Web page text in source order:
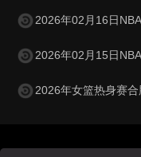
2026年02月16日NBA全明星
2026年02月15日NBA全明
2026年女篮热身赛合肥站